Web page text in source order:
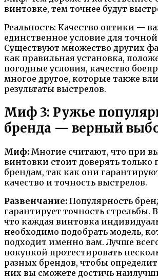
винтовке, тем точнее будут
Реальность: Качество оптики —
единственное условие для
Существуют множество других
как правильная установка,
погодные условия, качество
многое другое, которые также
результаты выстрелов.
Миф 3: Ружье
бренда — верный
Миф: Многие считают, что при
винтовки стоит доверять
брендам, так как они
качество и точность выстрелов.
Развенчание: Популярность
гарантирует точность стрельбы.
что каждая винтовка
необходимо подобрать модель,
подходит именно вам. Лучше
покупкой протестировать
разных брендов, чтобы
них вы сможете достичь